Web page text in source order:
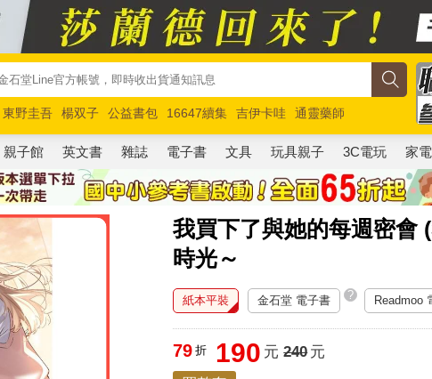
東野圭吾 楊双子 公益書包 16647續集 吉伊卡哇
通靈藥師
德賽 路邊攤新作 馬斯克 玩具總動員5 超慢跑
親子館 英文書 雜誌 電子書 文具 玩具親子 3C電玩 家電
我買下了與她的每週密會
時光～
紙本平裝 金石堂 電子書 ? Readmoo
79 折 190 元 240元